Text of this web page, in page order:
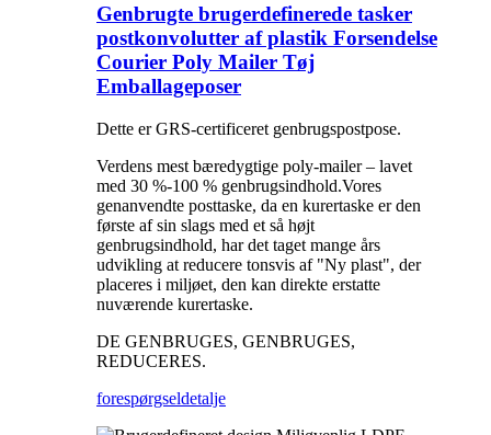
Genbrugte brugerdefinerede tasker
postkonvolutter af plastik Forsendelse
Courier Poly Mailer Tøj
Emballageposer
Dette er GRS-certificeret genbrugspostpose.
Verdens mest bæredygtige poly-mailer – lavet
med 30 %-100 % genbrugsindhold.Vores
genanvendte posttaske, da en kurertaske er den
første af sin slags med et så højt
genbrugsindhold, har det taget mange års
udvikling at reducere tonsvis af "Ny plast", der
placeres i miljøet, den kan direkte erstatte
nuværende kurertaske.
DE GENBRUGES, GENBRUGES,
REDUCERES.
forespørgseldetalje